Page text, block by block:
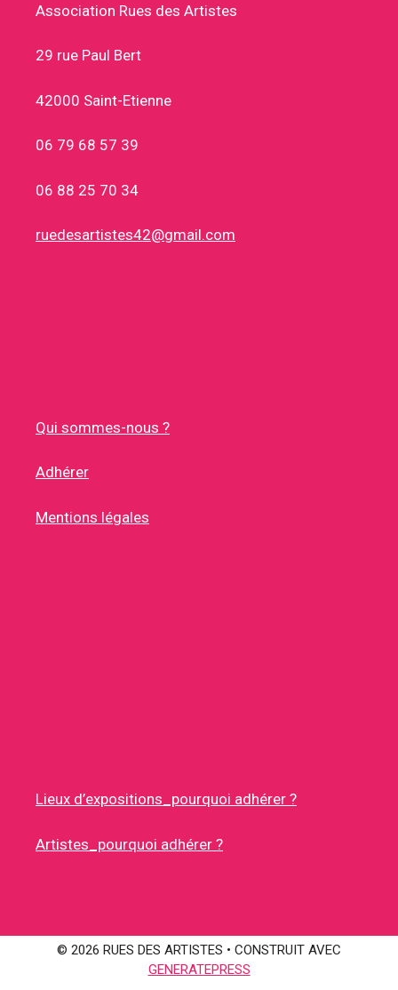
Association Rues des Artistes
29 rue Paul Bert
42000 Saint-Etienne
06 79 68 57 39
06 88 25 70 34
ruedesartistes42@gmail.com
Qui sommes-nous ?
Adhérer
Mentions légales
Lieux d’expositions_pourquoi adhérer ?
Artistes_pourquoi adhérer ?
© 2026 RUES DES ARTISTES • CONSTRUIT AVEC
GENERATEPRESS